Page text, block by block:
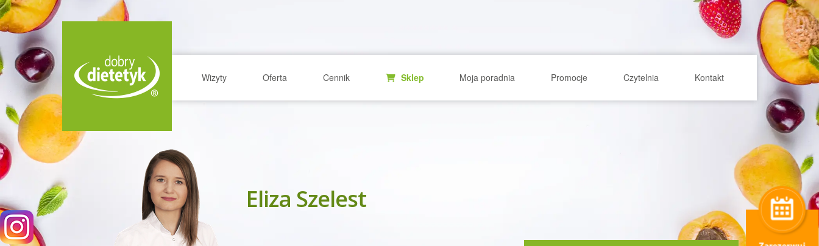
Wizyty Oferta Cennik Sklep Moja poradnia Promocje Czytelnia Kontakt
Eliza Szelest